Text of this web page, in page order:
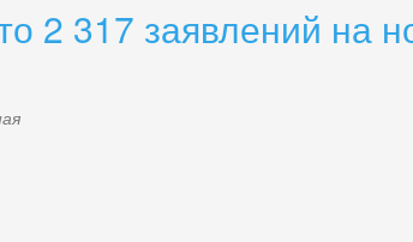
2 317 заявлений на